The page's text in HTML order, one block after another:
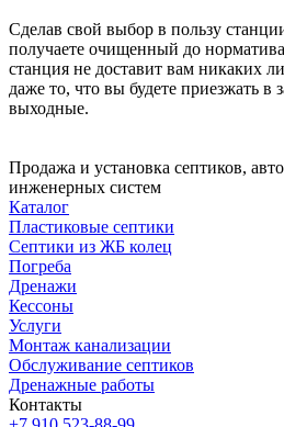
Сделав свой выбор в пользу
получаете очищенный до
станция не доставит вам никаких
даже то, что вы будете приезжать в
выходные.
Продажа и установка септиков,
инженерных систем
Каталог
Пластиковые септики
Септики из ЖБ колец
Погреба
Дренажи
Кессоны
Услуги
Монтаж канализации
Обслуживание септиков
Дренажные работы
Контакты